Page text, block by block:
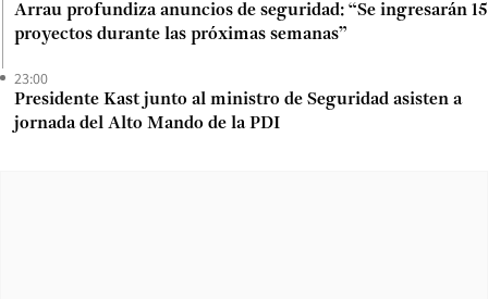
Arrau profundiza anuncios de seguridad: “Se ingresarán 15
proyectos durante las próximas semanas”
23:00
Presidente Kast junto al ministro de Seguridad asisten a
jornada del Alto Mando de la PDI